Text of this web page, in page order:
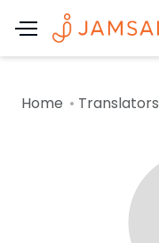
Home Translators